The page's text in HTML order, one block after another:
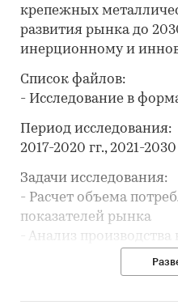
крепежных
развития рынка до
инерционному и
Список файлов:
- Исследование в
Период исследования:
2017-2020 гг., 2021-
Задачи исследования:
- Расчет объема
показателей рынка
- Анализ
металлических изделий
- Составление